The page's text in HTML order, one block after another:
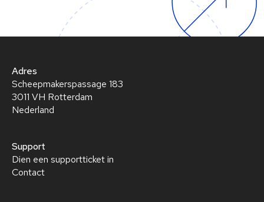
Adres
Scheepmakerspassage 183
3011 VH Rotterdam
Nederland
Support
Dien een supportticket in
Contact